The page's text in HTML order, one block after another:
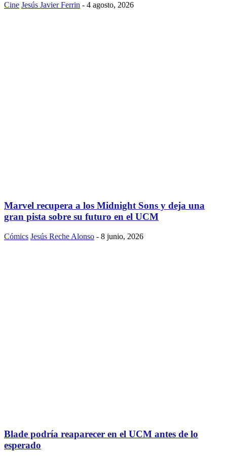
Cine Jesús Javier Ferrin - 4 agosto, 2026
Marvel recupera a los Midnight Sons y deja una
gran pista sobre su futuro en el UCM
Cómics Jesús Reche Alonso - 8 junio, 2026
Blade podría reaparecer en el UCM antes de lo
esperado